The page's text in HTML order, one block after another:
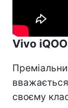
Vivo
своєму